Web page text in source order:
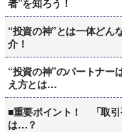
“投資の神”とは一体ど
介！
“投資の神”のパートナ
え方とは…
■重要ポイント！ 「取引
は…？